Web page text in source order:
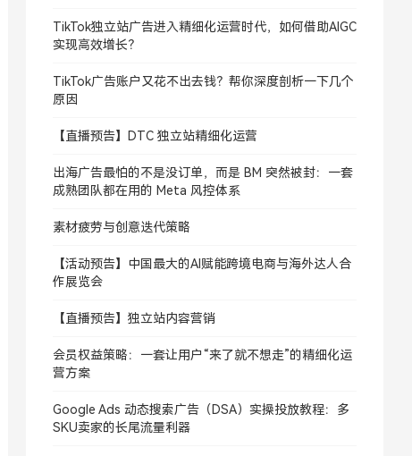
TikTok独立站广告进入精细化运营时代，如何借助AIGC
实现高效增长？
TikTok广告账户又花不出去钱？帮你深度剖析一下几个
原因
【直播预告】DTC 独立站精细化运营
出海广告最怕的不是没订单，而是 BM 突然被封：一套
成熟团队都在用的 Meta 风控体系
素材疲劳与创意迭代策略
【活动预告】中国最大的AI赋能跨境电商与海外达人合
作展览会
【直播预告】独立站内容营销
会员权益策略：一套让用户“来了就不想走”的精细化运
营方案
Google Ads 动态搜索广告（DSA）实操投放教程：多
SKU卖家的长尾流量利器